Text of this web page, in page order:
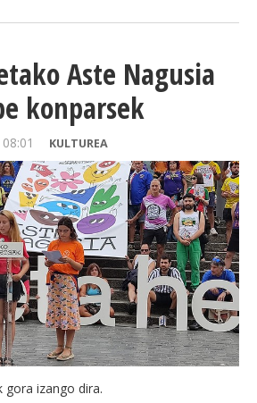
Aste Nagusia
konparsek
KULTUREA
gora izango dira.